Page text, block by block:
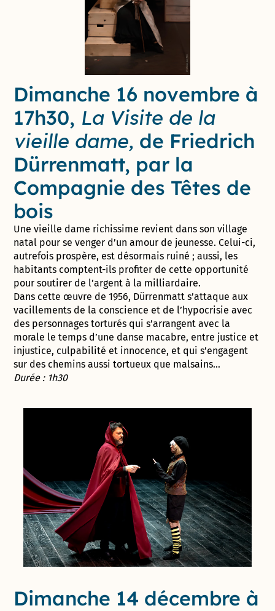
Dimanche 16 novembre à
17h30, La Visite de la
vieille dame, de Friedrich
Dürrenmatt, par la
Compagnie des Têtes de
bois
Une vieille dame richissime revient dans son village
natal pour se venger d’un amour de jeunesse. Celui-ci,
autrefois prospère, est désormais ruiné ; aussi, les
habitants comptent-ils profiter de cette opportunité
pour soutirer de l’argent à la milliardaire.
Dans cette œuvre de 1956, Dürrenmatt s’attaque aux
vacillements de la conscience et de l’hypocrisie avec
des personnages torturés qui s’arrangent avec la
morale le temps d’une danse macabre, entre justice et
injustice, culpabilité et innocence, et qui s’engagent
sur des chemins aussi tortueux que malsains…
Durée : 1h30
Dimanche 14 décembre à